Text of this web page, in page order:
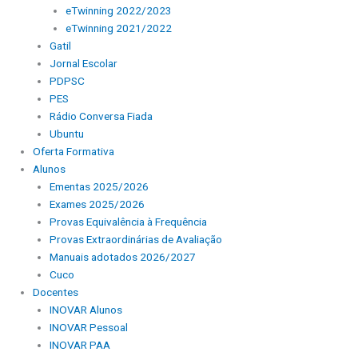
eTwinning 2022/2023
eTwinning 2021/2022
Gatil
Jornal Escolar
PDPSC
PES
Rádio Conversa Fiada
Ubuntu
Oferta Formativa
Alunos
Ementas 2025/2026
Exames 2025/2026
Provas Equivalência à Frequência
Provas Extraordinárias de Avaliação
Manuais adotados 2026/2027
Cuco
Docentes
INOVAR Alunos
INOVAR Pessoal
INOVAR PAA